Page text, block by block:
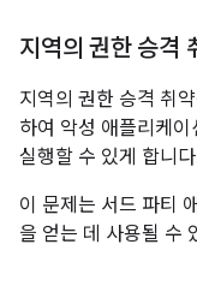
지역의 권한 승격
지역의 권한 승격 취
하여 악성 애플리케
실행할 수 있게 합니
이 문제는 서드 파티
을 얻는 데 사용될 수